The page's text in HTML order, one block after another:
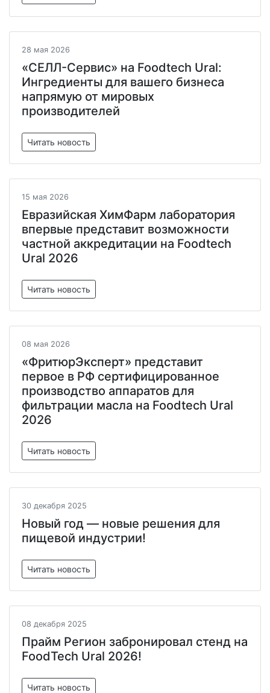
28 мая 2026
«СЕЛЛ-Сервис» на Foodtech Ural:
Ингредиенты для вашего бизнеса
напрямую от мировых
производителей
Читать новость
15 мая 2026
Евразийская ХимФарм лаборатория
впервые представит возможности
частной аккредитации на Foodtech
Ural 2026
Читать новость
08 мая 2026
«ФритюрЭксперт» представит
первое в РФ сертифицированное
производство аппаратов для
фильтрации масла на Foodtech Ural
2026
Читать новость
30 декабря 2025
Новый год — новые решения для
пищевой индустрии!
Читать новость
08 декабря 2025
Прайм Регион забронировал стенд на
FoodTech Ural 2026!
Читать новость